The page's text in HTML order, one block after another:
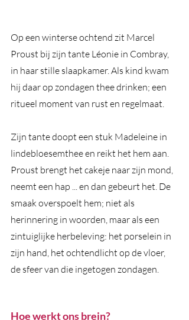
Op een winterse ochtend zit Marcel
Proust bij zijn tante Léonie in Combray,
in haar stille slaapkamer. Als kind kwam
hij daar op zondagen thee drinken; een
ritueel moment van rust en regelmaat.
Zijn tante doopt een stuk Madeleine in
lindebloesemthee en reikt het hem aan.
Proust brengt het cakeje naar zijn mond,
neemt een hap ... en dan gebeurt het. De
smaak overspoelt hem; niet als
herinnering in woorden, maar als een
zintuiglijke herbeleving: het porselein in
zijn hand, het ochtendlicht op de vloer,
de sfeer van die ingetogen zondagen.
Hoe werkt ons brein?